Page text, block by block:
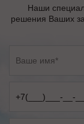
Наши
решения Ваших